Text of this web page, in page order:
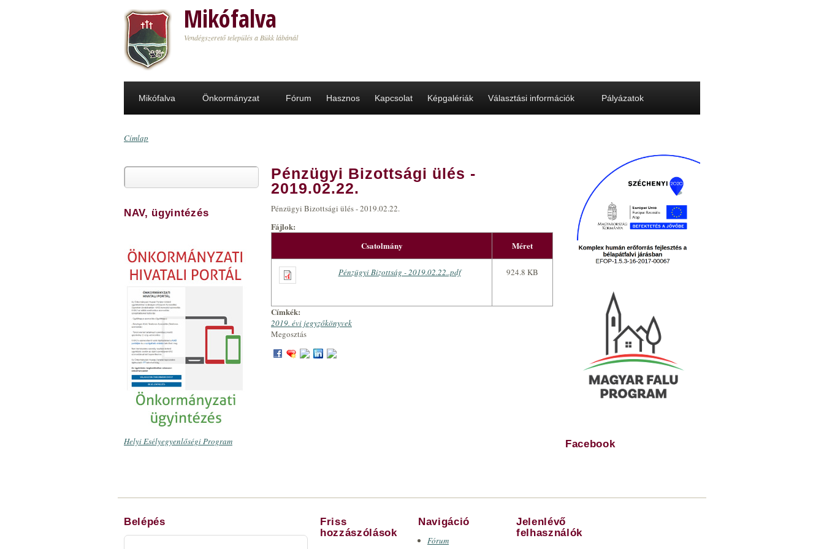
Mikófalva
Vendégszerető település a Bükk lábánál
Mikófalva Önkormányzat Fórum Hasznos Kapcsolat Képgalériák Választási információk Pályázatok
Címlap
Keresés
NAV, ügyintézés
Helyi Esélyegyenlőségi Program
Pénzügyi Bizottsági ülés -
2019.02.22.
Pénzügyi Bizottsági ülés - 2019.02.22.
Fájlok:
Csatolmány
Méret
Pénzügyi Bizottság - 2019.02.22..pdf 924.8 KB
Címkék:
2019. évi jegyzőkönyvek
Megosztás
Facebook
Belépés
Friss
hozzászólások
Navigáció
Fórum
Jelenlévő
felhasználók